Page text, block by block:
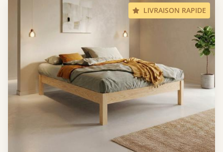
LIVRAISON RAPIDE